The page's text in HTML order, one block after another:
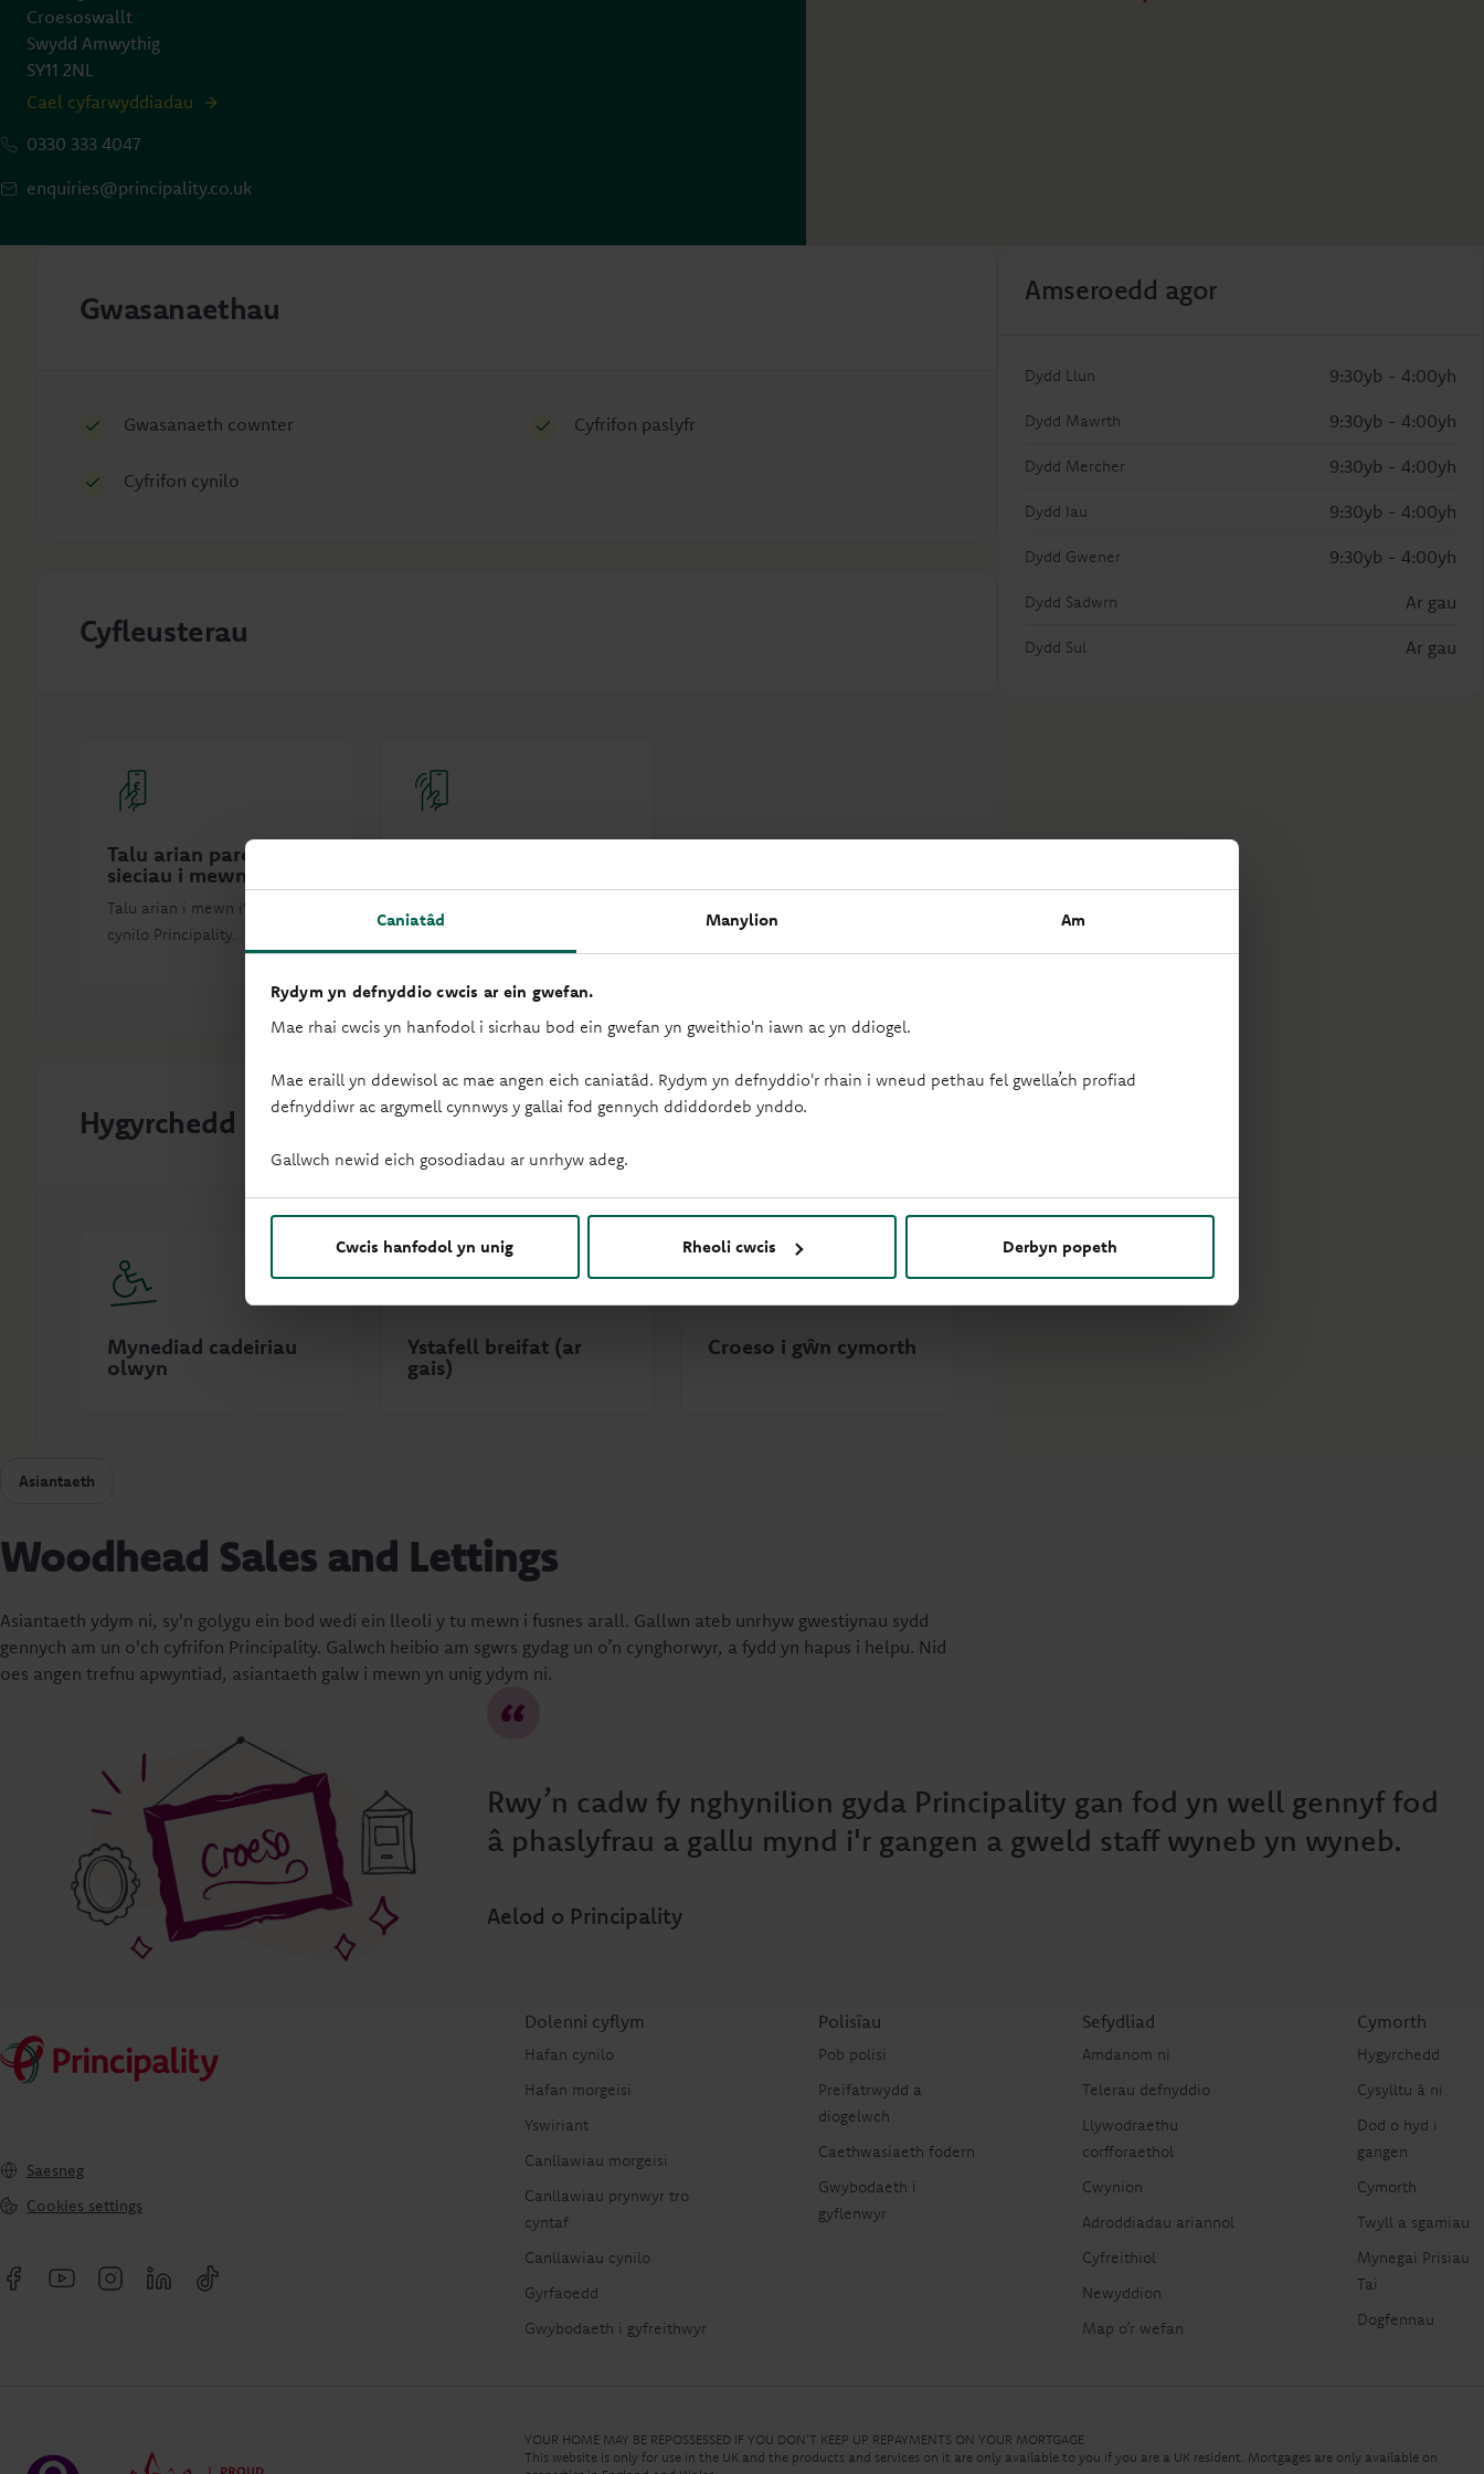
Caniatâd Manylion Am
Rydym yn defnyddio cwcis ar ein gwefan.
Mae rhai cwcis yn hanfodol i sicrhau bod ein gwefan yn gweithio'n iawn ac yn ddiogel.
Mae eraill yn ddewisol ac mae angen eich caniatâd. Rydym yn defnyddio'r rhain i wneud pethau fel gwella’ch profiad
defnyddiwr ac argymell cynnwys y gallai fod gennych ddiddordeb ynddo.
Gallwch newid eich gosodiadau ar unrhyw adeg.
Cwcis hanfodol yn unig Rheoli cwcis Derbyn popeth
Croesoswallt
Swydd Amwythig
SY11 2NL
Cael cyfarwyddiadau
0330 333 4047
enquiries@principality.co.uk
Amseroedd agor
Dydd Llun 9:30yb - 4:00yh
Dydd Mawrth 9:30yb - 4:00yh
Dydd Mercher 9:30yb - 4:00yh
Dydd Iau 9:30yb - 4:00yh
Dydd Gwener 9:30yb - 4:00yh
Dydd Sadwrn Ar gau
Dydd Sul Ar gau
Gwasanaethau
Gwasanaeth cownter
Cyfrifon cynilo
Cyfrifon paslyfr
Cyfleusterau
Talu arian parod a
sieciau i mewn
Talu arian i mewn i'ch cyfrif
cynilo Principality.
Ar gael i'w ddefnyddio am
ddim tra byddwch yn y gangen
Hygyrchedd
Mynediad cadeiriau
olwyn
Ystafell breifat (ar
gais)
Croeso i gŵn cymorth
Asiantaeth
Woodhead Sales and Lettings
Asiantaeth ydym ni, sy'n golygu ein bod wedi ein lleoli y tu mewn i fusnes arall. Gallwn ateb unrhyw gwestiynau sydd
gennych am un o'ch cyfrifon Principality. Galwch heibio am sgwrs gydag un o’n cynghorwyr, a fydd yn hapus i helpu. Nid
oes angen trefnu apwyntiad, asiantaeth galw i mewn yn unig ydym ni.
Rwy’n cadw fy nghynilion gyda Principality gan fod yn well gennyf fod
â phaslyfrau a gallu mynd i'r gangen a gweld staff wyneb yn wyneb.
Aelod o Principality
Saesneg
Cookies settings
Dolenni cyflym
Hafan cynilo
Hafan morgeisi
Yswiriant
Canllawiau morgeisi
Canllawiau prynwyr tro
cyntaf
Canllawiau cynilo
Gyrfaoedd
Gwybodaeth i gyfreithwyr
Polisïau
Pob polisi
Preifatrwydd a
diogelwch
Caethwasiaeth fodern
Gwybodaeth i
gyflenwyr
Sefydliad
Amdanom ni
Telerau defnyddio
Llywodraethu
corfforaethol
Cwynion
Adroddiadau ariannol
Cyfreithiol
Newyddion
Map o’r wefan
Cymorth
Hygyrchedd
Cysylltu â ni
Dod o hyd i
gangen
Cymorth
Twyll a sgamiau
Mynegai Prisiau
Tai
Dogfennau
YOUR HOME MAY BE REPOSSESSED IF YOU DON'T KEEP UP REPAYMENTS ON YOUR MORTGAGE
This website is only for use in the UK and the products and services on it are only available to you if you are a UK resident. Mortgages are only available on